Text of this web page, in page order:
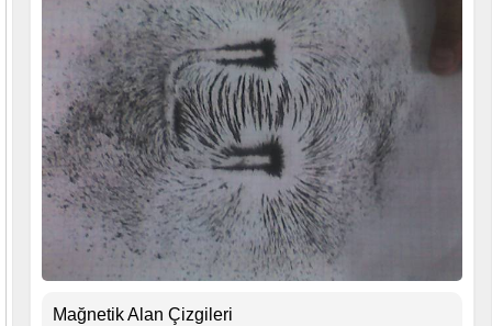
Mağnetik Alan Çizgileri